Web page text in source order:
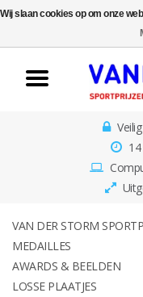
Home
Van der Storm
Sportprijzen
Awards & Beelden
Losse Plaatjes
Borden en schalen
VAN DER STORM
MEDAILLES
AWARDS & BEELDEN
LOSSE PLAATJES
Wij slaan cookies op om onze